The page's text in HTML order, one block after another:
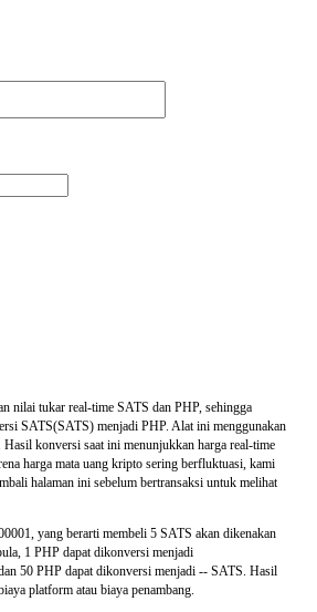
nilai tukar real-time SATS dan PHP, sehingga
SATS(SATS) menjadi PHP. Alat ini menggunakan
konversi saat ini menunjukkan harga real-time
harga mata uang kripto sering berfluktuasi, kami
halaman ini sebelum bertransaksi untuk melihat
yang berarti membeli 5 SATS akan dikenakan
1 PHP dapat dikonversi menjadi
50 PHP dapat dikonversi menjadi -- SATS. Hasil
platform atau biaya penambang.